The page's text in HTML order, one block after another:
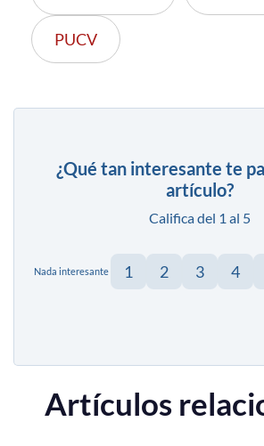
PUCV
¿Qué tan interesante te
artículo?
Califica del 1 al 5
Nada interesante 1 2 3 4
Artículos